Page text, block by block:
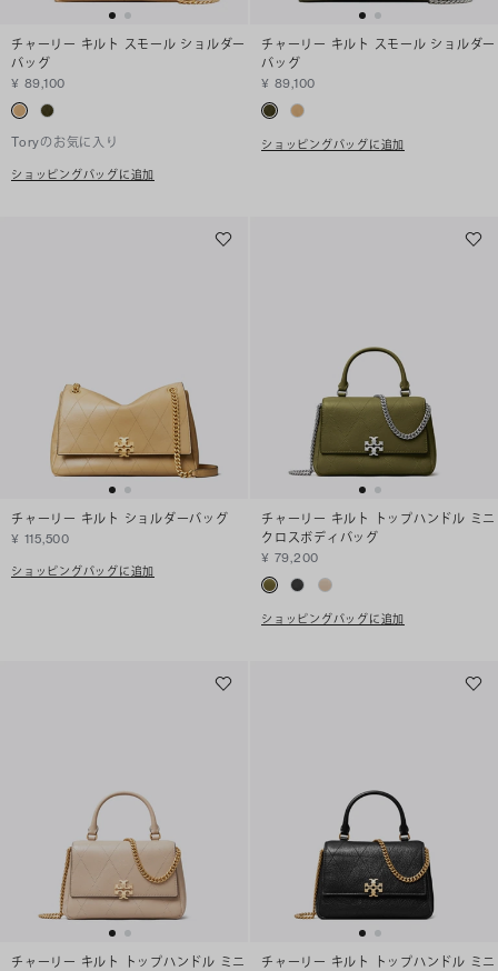
チャーリー キルト スモール ショルダー
バッグ
¥ 89,100
Toryのお気に入り
ショッピングバッグに追加
チャーリー キルト スモール ショルダー
バッグ
¥ 89,100
ショッピングバッグに追加
チャーリー キルト ショルダーバッグ
¥ 115,500
ショッピングバッグに追加
チャーリー キルト トップハンドル ミニ
クロスボディバッグ
¥ 79,200
ショッピングバッグに追加
チャーリー キルト トップハンドル ミニ
チャーリー キルト トップハンドル ミニ